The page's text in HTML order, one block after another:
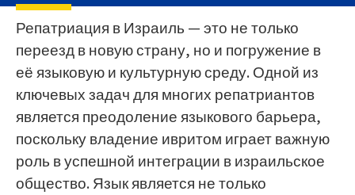
Репатриация в Израиль — это не только
переезд в новую страну, но и погружение в
её языковую и культурную среду. Одной из
ключевых задач для многих репатриантов
является преодоление языкового барьера,
поскольку владение ивритом играет важную
роль в успешной интеграции в израильское
общество. Язык является не только